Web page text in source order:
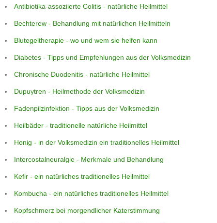
Antibiotika-assoziierte Colitis - natürliche Heilmittel
Bechterew - Behandlung mit natürlichen Heilmitteln
Blutegeltherapie - wo und wem sie helfen kann
Diabetes - Tipps und Empfehlungen aus der Volksmedizin
Chronische Duodenitis - natürliche Heilmittel
Dupuytren - Heilmethode der Volksmedizin
Fadenpilzinfektion - Tipps aus der Volksmedizin
Heilbäder - traditionelle natürliche Heilmittel
Honig - in der Volksmedizin ein traditionelles Heilmittel
Intercostalneuralgie - Merkmale und Behandlung
Kefir - ein natürliches traditionelles Heilmittel
Kombucha - ein natürliches traditionelles Heilmittel
Kopfschmerz bei morgendlicher Katerstimmung